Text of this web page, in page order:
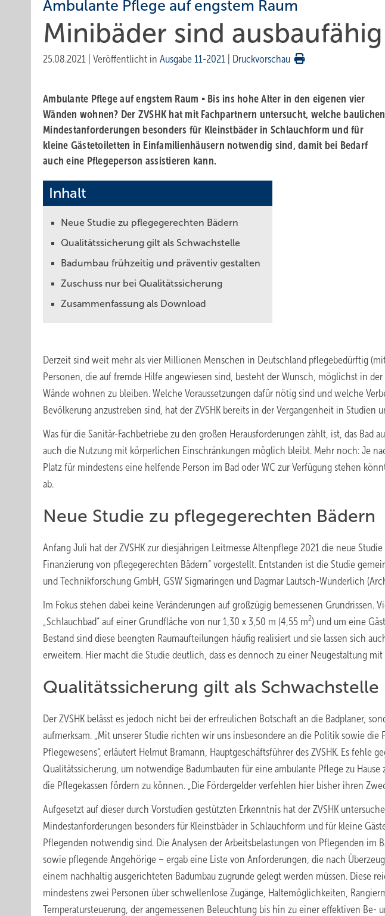
Ambulante Pflege auf engstem Raum
Minibäder sind ausbaufähig
25.08.2021 Veröffentlicht in Ausgabe 11-2021 Druckvorschau
Ambulante Pflege auf engstem Raum ▪ Bis ins hohe Alter in den eigenen vier
Wänden wohnen? Der ZVSHK hat mit Fachpartnern untersucht, welche baulichen
Mindestanfor­derungen besonders für Kleinstbäder in Schlauchform und für
kleine Gästetoiletten in Einfamilienhäusern notwendig sind, damit bei Bedarf
auch eine Pflegeperson assistieren kann.
Inhalt
Neue Studie zu pflegegerechten Bädern
Qualitätssicherung gilt als Schwachstelle
Badumbau frühzeitig und präventiv gestalten
Zuschuss nur bei Qualitätssicherung
Zusammenfassung als Download
Derzeit sind weit mehr als vier Millionen Menschen in Deutschland pflegebedürftig
Personen, die auf fremde Hilfe angewiesen sind, besteht der Wunsch, möglichst in
Wände wohnen zu bleiben. Welche Voraussetzungen dafür nötig sind und welche
Bevölkerung anzustreben sind, hat der ­ZVSHK bereits in der Vergangenheit in Studien
Was für die Sanitär-Fachbetriebe zu den großen Herausforderungen zählt, ist, das Bad
auch die Nutzung mit körperlichen Einschränkungen möglich bleibt. Mehr noch: Je
Platz für mindestens eine helfende Person im Bad oder WC zur Verfügung stehen
ab.
Neue Studie zu pflegegerechten Bädern
Anfang Juli hat der ZVSHK zur diesjährigen Leitmesse Altenpflege 2021 die neue
Finanzierung von pflegegerechten Bädern“ vorgestellt. Entstanden ist die Studie
und Technikforschung GmbH, GSW Sigmaringen und Dagmar Lautsch-Wunderlich
Im Fokus stehen dabei keine Veränderungen auf großzügig bemessenen Grundrissen.
„Schlauchbad“ auf einer Grundfläche von nur 1,30 x 3,50 m (4,55 m2) und um eine
Bestand sind diese beengten Raumaufteilungen häufig realisiert und sie lassen sich
erweitern. Hier macht die Studie deutlich, dass es dennoch zu einer Neugestaltung
Qualitätssicherung gilt als Schwachstelle
Der ZVSHK belässt es jedoch nicht bei der erfreulichen Botschaft an die Badplaner,
aufmerksam. „Mit unserer Studie richten wir uns insbesondere an die Politik sowie die
Pflegewesens“, erläutert Helmut Bramann, Hauptgeschäftsführer des ZVSHK. Es fehle
Qualitätssicherung, um notwendige Badumbauten für eine ambulante Pflege zu
die Pflegekassen fördern zu können. „Die Fördergelder verfehlen hier bisher ihren
Aufgesetzt auf dieser durch Vorstudien gestützten Erkenntnis hat der ZVSHK
Mindestanforderungen besonders für Kleinstbäder in Schlauchform und für kleine
Pflegenden notwendig sind. Die Analysen der Arbeitsbelastungen von Pflegenden im
sowie pflegende Angehörige – ergab eine Liste von Anforderungen, die nach
einem nachhaltig ausgerichteten Badumbau zugrunde gelegt werden müssen. Diese
mindestens zwei Personen über schwellenlose Zugänge, Haltemöglichkeiten,
Temperatursteuerung, der angemessenen Beleuchtung bis hin zu einer effektiven Be-